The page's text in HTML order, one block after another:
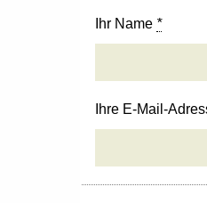
Ihr Name *
Ihre E-Mail-